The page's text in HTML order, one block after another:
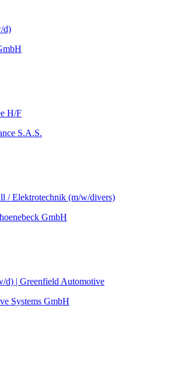
d)
H/F
S.A.S.
/ Elektrotechnik (m/w/divers)
GmbH
d) | Greenfield Automotive
Systems GmbH